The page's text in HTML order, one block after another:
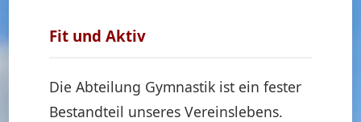
Fit und Aktiv
Die Abteilung Gymnastik ist ein fester
Bestandteil unseres Vereinslebens.